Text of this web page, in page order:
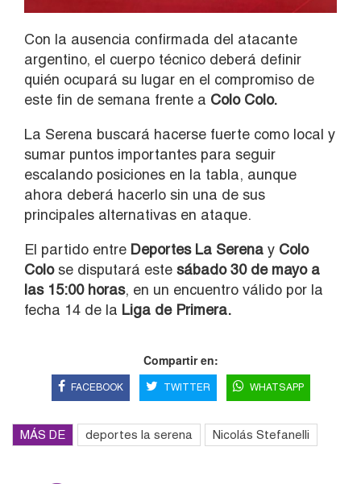
Con la ausencia confirmada del atacante
argentino, el cuerpo técnico deberá definir
quién ocupará su lugar en el compromiso de
este fin de semana frente a Colo Colo.
La Serena buscará hacerse fuerte como local y
sumar puntos importantes para seguir
escalando posiciones en la tabla, aunque
ahora deberá hacerlo sin una de sus
principales alternativas en ataque.
El partido entre Deportes La Serena y Colo
Colose disputará este sábado 30 de mayo a
las 15:00 horas, en un encuentro válido por la
fecha 14 de la Liga de Primera.
Compartir en:
FACEBOOK TWITTER WHATSAPP
MÁS DE deportes la serena Nicolás Stefanelli